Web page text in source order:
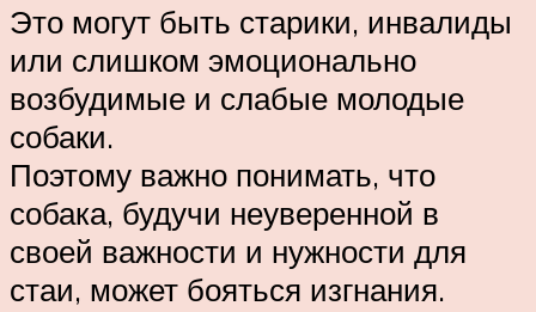
Это могут быть старики, инвалиды
или слишком эмоционально
возбудимые и слабые молодые
собаки.
Поэтому важно понимать, что
собака, будучи неуверенной в
своей важности и нужности для
стаи, может бояться изгнания.